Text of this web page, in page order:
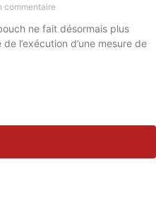
commentaire
ne fait désormais plus
l’exécution d’une mesure de